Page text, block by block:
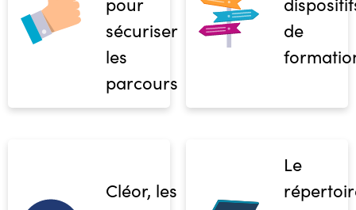
sécuriser
les
parcours
de
Cléor, les
Le